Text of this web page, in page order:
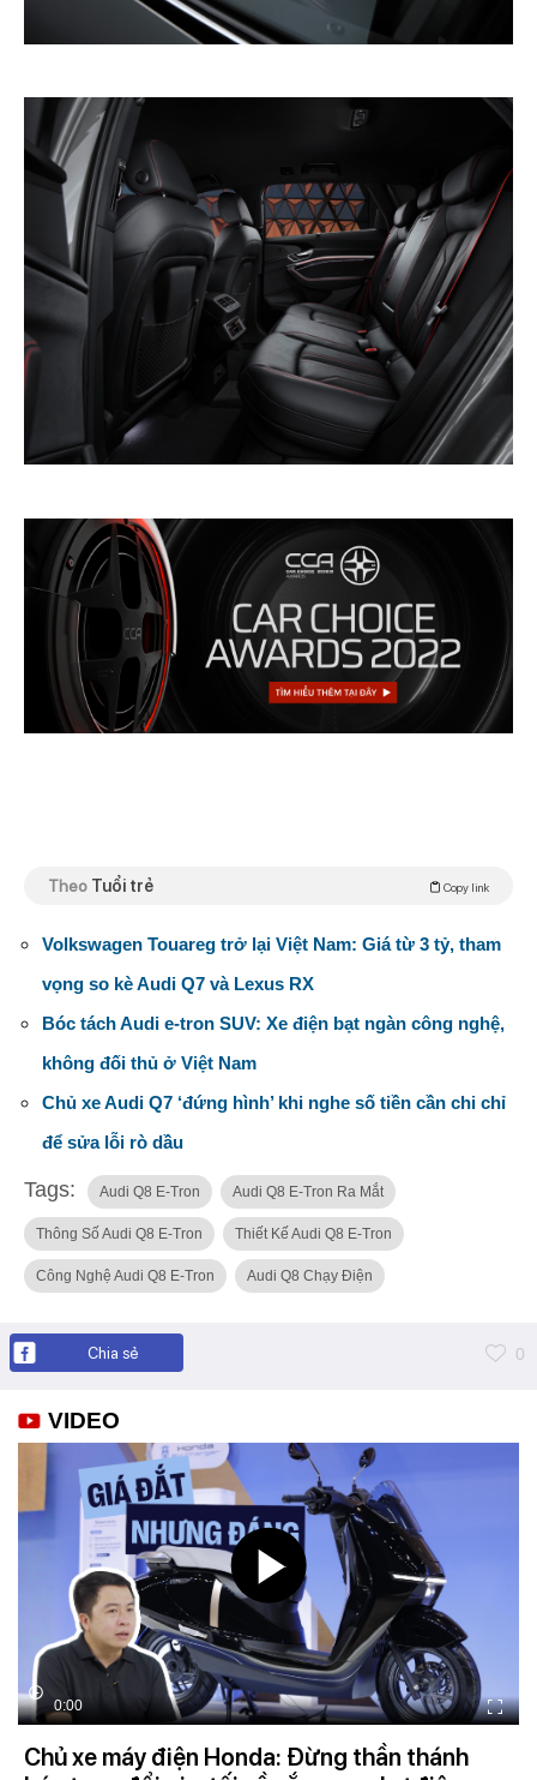
Theo Tuổi trẻ Copy link
Volkswagen Touareg trở lại Việt Nam: Giá từ 3 tỷ, tham
vọng so kè Audi Q7 và Lexus RX
Bóc tách Audi e-tron SUV: Xe điện bạt ngàn công nghệ,
không đối thủ ở Việt Nam
Chủ xe Audi Q7 ‘đứng hình’ khi nghe số tiền cần chi chỉ
để sửa lỗi rò dầu
Tags: Audi Q8 E-Tron Audi Q8 E-Tron Ra Mắt
Thông Số Audi Q8 E-Tron Thiết Kế Audi Q8 E-Tron
Công Nghệ Audi Q8 E-Tron Audi Q8 Chạy Điện
Chia sẻ 0
VIDEO
0:00
Chủ xe máy điện Honda: Đừng thần thánh